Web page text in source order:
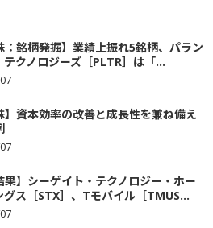
：銘柄発掘】業績上振れ5銘柄、パラン
テクノロジーズ［PLTR］は「...
】資本効率の改善と成長性を兼ね備え
果】シーゲイト・テクノロジー・ホー
グス［STX］、Tモバイル［TMUS...